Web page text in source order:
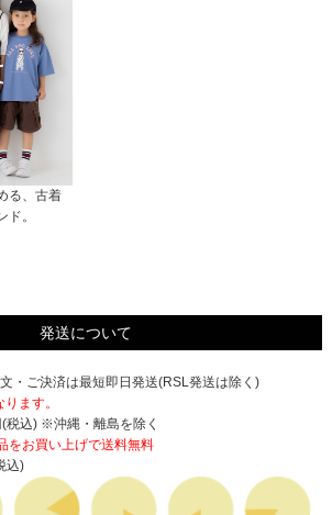
る、古着
。
発送について
・ご決済は最短即日発送(RSL発送は除く)
ます。
税込) ※沖縄・離島を除く
をお買い上げで送料無料
込)